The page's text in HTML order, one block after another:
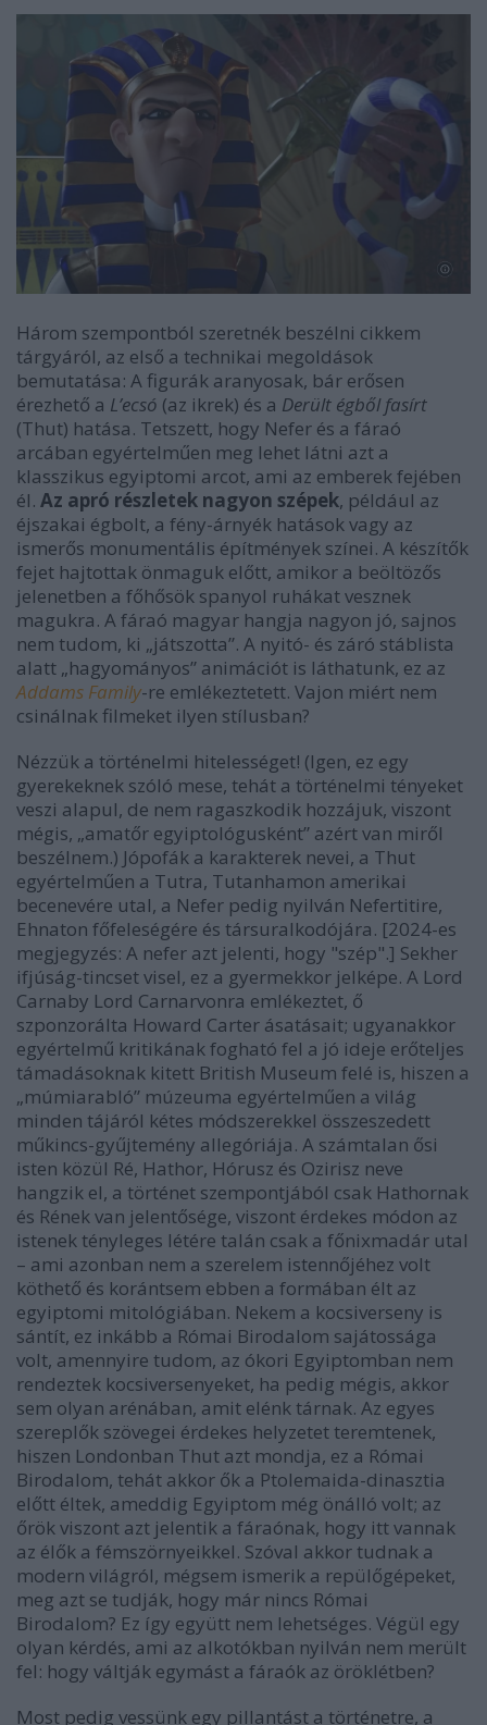
Három szempontból szeretnék beszélni cikkem
tárgyáról, az első a technikai megoldások
bemutatása: A figurák aranyosak, bár erősen
érezhető a L’ecsó (az ikrek) és a Derült égből fasírt
(Thut) hatása. Tetszett, hogy Nefer és a fáraó
arcában egyértelműen meg lehet látni azt a
klasszikus egyiptomi arcot, ami az emberek fejében
él. Az apró részletek nagyon szépek, például az
éjszakai égbolt, a fény-árnyék hatások vagy az
ismerős monumentális építmények színei. A készítők
fejet hajtottak önmaguk előtt, amikor a beöltözős
jelenetben a főhősök spanyol ruhákat vesznek
magukra. A fáraó magyar hangja nagyon jó, sajnos
nem tudom, ki „játszotta”. A nyitó- és záró stáblista
alatt „hagyományos” animációt is láthatunk, ez az
Addams Family-re emlékeztetett. Vajon miért nem
csinálnak filmeket ilyen stílusban?
Nézzük a történelmi hitelességet! (Igen, ez egy
gyerekeknek szóló mese, tehát a történelmi tényeket
veszi alapul, de nem ragaszkodik hozzájuk, viszont
mégis, „amatőr egyiptológusként” azért van miről
beszélnem.) Jópofák a karakterek nevei, a Thut
egyértelműen a Tutra, Tutanhamon amerikai
becenevére utal, a Nefer pedig nyilván Nefertitire,
Ehnaton főfeleségére és társuralkodójára. [2024-es
megjegyzés: A nefer azt jelenti, hogy "szép".] Sekher
ifjúság-tincset visel, ez a gyermekkor jelképe. A Lord
Carnaby Lord Carnarvonra emlékeztet, ő
szponzorálta Howard Carter ásatásait; ugyanakkor
egyértelmű kritikának fogható fel a jó ideje erőteljes
támadásoknak kitett British Museum felé is, hiszen a
„múmiarabló” múzeuma egyértelműen a világ
minden tájáról kétes módszerekkel összeszedett
műkincs-gyűjtemény allegóriája. A számtalan ősi
isten közül Ré, Hathor, Hórusz és Ozirisz neve
hangzik el, a történet szempontjából csak Hathornak
és Rének van jelentősége, viszont érdekes módon az
istenek tényleges létére talán csak a főnixmadár utal
– ami azonban nem a szerelem istennőjéhez volt
köthető és korántsem ebben a formában élt az
egyiptomi mitológiában. Nekem a kocsiverseny is
sántít, ez inkább a Római Birodalom sajátossága
volt, amennyire tudom, az ókori Egyiptomban nem
rendeztek kocsiversenyeket, ha pedig mégis, akkor
sem olyan arénában, amit elénk tárnak. Az egyes
szereplők szövegei érdekes helyzetet teremtenek,
hiszen Londonban Thut azt mondja, ez a Római
Birodalom, tehát akkor ők a Ptolemaida-dinasztia
előtt éltek, ameddig Egyiptom még önálló volt; az
őrök viszont azt jelentik a fáraónak, hogy itt vannak
az élők a fémszörnyeikkel. Szóval akkor tudnak a
modern világról, mégsem ismerik a repülőgépeket,
meg azt se tudják, hogy már nincs Római
Birodalom? Ez így együtt nem lehetséges. Végül egy
olyan kérdés, ami az alkotókban nyilván nem merült
fel: hogy váltják egymást a fáraók az öröklétben?
Most pedig vessünk egy pillantást a történetre, a